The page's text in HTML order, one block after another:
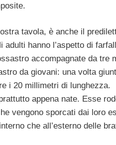
tavola, è anche il
hanno l’aspetto di
accompagnate da tre
da giovani: una volta
i 20 millimetri di
appena nate. Esse
vengono sporcati dai loro
che all’esterno delle